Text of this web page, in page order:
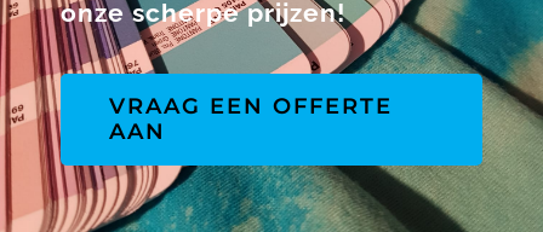
onze scherpe prijzen!
VRAAG EEN OFFERTE
AAN